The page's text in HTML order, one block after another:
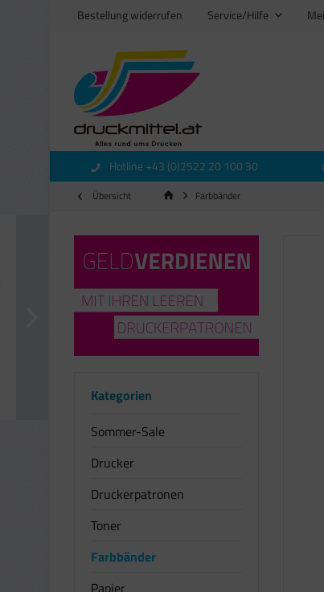
Bestellung widerrufen Service/Hilfe
Hotline +43 (0)2522 20 100 30
Übersicht Farbbänder
Kategorien
Sommer-Sale
Drucker
Druckerpatronen
Toner
Farbbänder
Papier